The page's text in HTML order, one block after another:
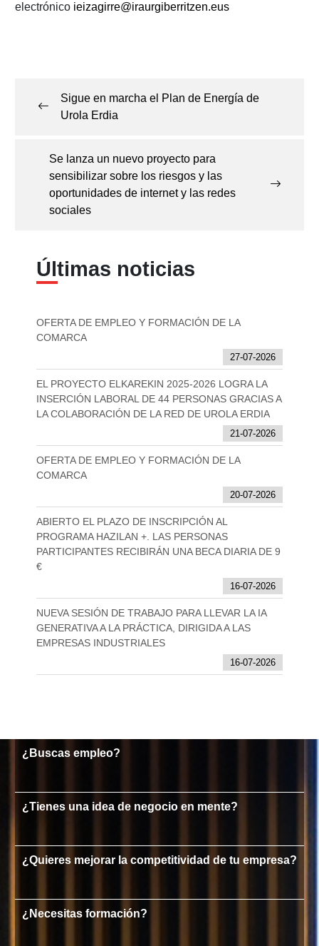
electrónico ieizagirre@iraurgiberritzen.eus
entradas
Sigue en marcha el Plan de Energía de
Urola Erdia
Se lanza un nuevo proyecto para
sensibilizar sobre los riesgos y las
oportunidades de internet y las redes
sociales
Últimas noticias
OFERTA DE EMPLEO Y FORMACIÓN DE LA
COMARCA
27-07-2026
EL PROYECTO ELKAREKIN 2025-2026 LOGRA LA
INSERCIÓN LABORAL DE 44 PERSONAS GRACIAS A
LA COLABORACIÓN DE LA RED DE UROLA ERDIA
21-07-2026
OFERTA DE EMPLEO Y FORMACIÓN DE LA
COMARCA
20-07-2026
ABIERTO EL PLAZO DE INSCRIPCIÓN AL
PROGRAMA HAZILAN +. LAS PERSONAS
PARTICIPANTES RECIBIRÁN UNA BECA DIARIA DE 9
€
16-07-2026
NUEVA SESIÓN DE TRABAJO PARA LLEVAR LA IA
GENERATIVA A LA PRÁCTICA, DIRIGIDA A LAS
EMPRESAS INDUSTRIALES
16-07-2026
¿Buscas empleo?
¿Tienes una idea de negocio en mente?
¿Quieres mejorar la competitividad de tu empresa?
¿Necesitas formación?